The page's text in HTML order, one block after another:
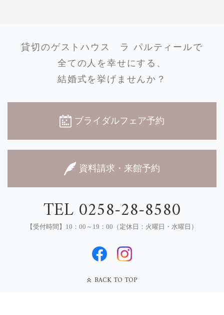
貸切のゲストハウス ラ パルティールで
全ての人を幸せにする、
結婚式を挙げませんか？
ブライダルフェア予約
資料請求・来館予約
TEL 0258-28-8580
【受付時間】10：00～19：00（定休日：火曜日・水曜日）
BACK TO TOP